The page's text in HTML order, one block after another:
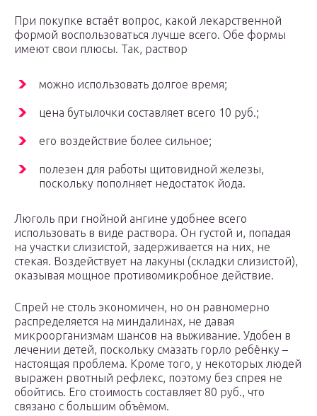
При покупке встаёт вопрос, какой лекарственной
формой воспользоваться лучше всего. Обе формы
имеют свои плюсы. Так, раствор
можно использовать долгое время;
цена бутылочки составляет всего 10 руб.;
его воздействие более сильное;
полезен для работы щитовидной железы,
поскольку пополняет недостаток йода.
Люголь при гнойной ангине удобнее всего
использовать в виде раствора. Он густой и, попадая
на участки слизистой, задерживается на них, не
стекая. Воздействует на лакуны (складки слизистой),
оказывая мощное противомикробное действие.
Спрей не столь экономичен, но он равномерно
распределяется на миндалинах, не давая
микроорганизмам шансов на выживание. Удобен в
лечении детей, поскольку смазать горло ребёнку –
настоящая проблема. Кроме того, у некоторых людей
выражен рвотный рефлекс, поэтому без спрея не
обойтись. Его стоимость составляет 80 руб., что
связано с большим объёмом.